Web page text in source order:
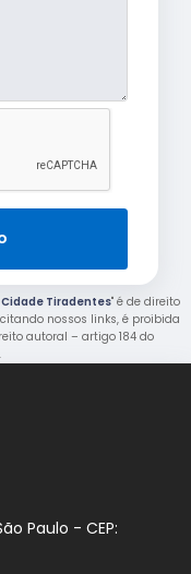
Cidade Tiradentes" é de direito
nossos links, é proibida
autoral – artigo 184 do
.
Paulo - CEP: